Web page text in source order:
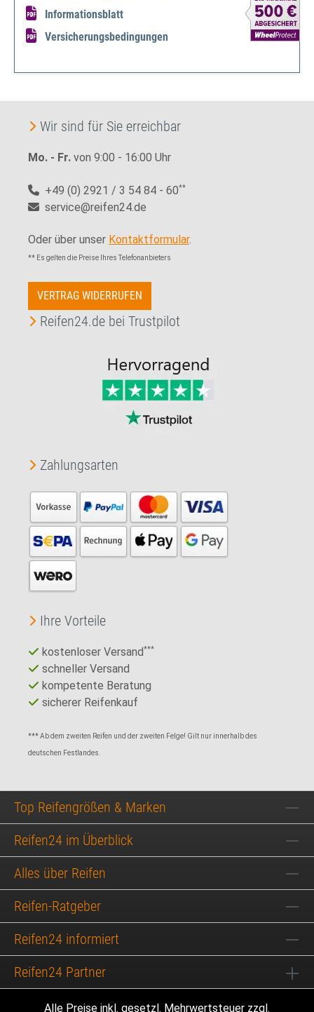
Informationsblatt
Versicherungsbedingungen
Wir sind für Sie erreichbar
Mo. - Fr. von 9:00 - 16:00 Uhr
+49 (0) 2921 / 3 54 84 - 60**
service@reifen24.de
Oder über unser Kontaktformular.
** Es gelten die Preise Ihres Telefonanbieters
VERTRAG WIDERRUFEN
Reifen24.de bei Trustpilot
Zahlungsarten
Ihre Vorteile
kostenloser Versand***
schneller Versand
kompetente Beratung
sicherer Reifenkauf
*** Ab dem zweiten Reifen und der zweiten Felge! Gilt nur innerhalb des
deutschen Festlandes.
Top Reifengrößen & Marken
Reifen24 im Überblick
Alles über Reifen
Reifen-Ratgeber
Reifen24 informiert
Reifen24 Partner
Alle Preise inkl. gesetzl. Mehrwertsteuer zzgl.